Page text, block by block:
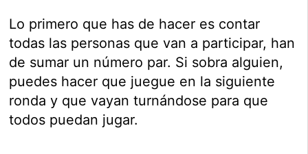
Lo primero que has de hacer es contar
todas las personas que van a participar, han
de sumar un número par. Si sobra alguien,
puedes hacer que juegue en la siguiente
ronda y que vayan turnándose para que
todos puedan jugar.